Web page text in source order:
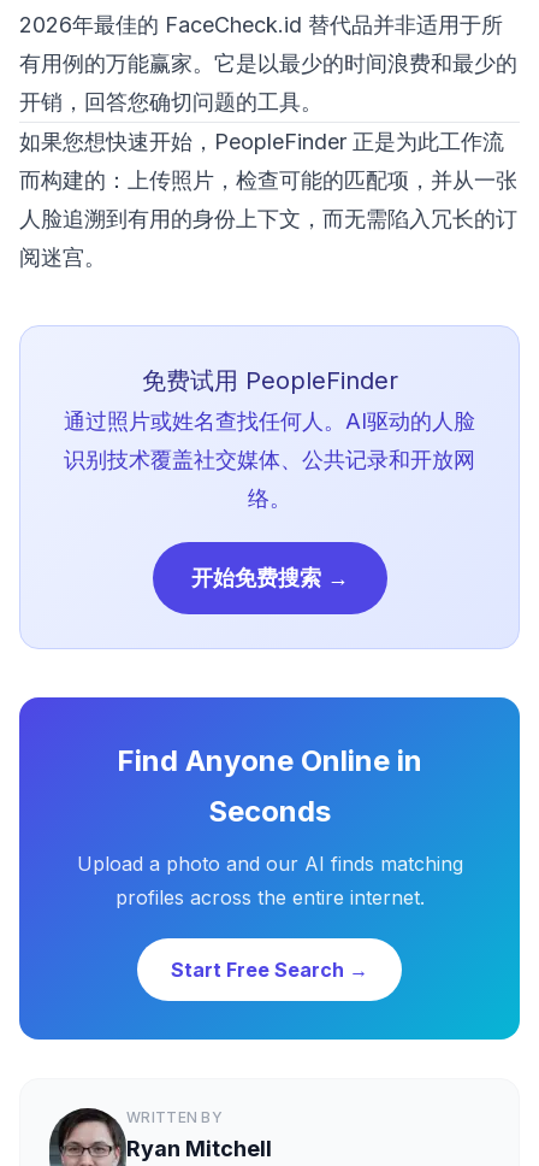
2026年最佳的 FaceCheck.id 替代品并非适用于所
有用例的万能赢家。它是以最少的时间浪费和最少的
开销，回答您确切问题的工具。
如果您想快速开始， PeopleFinder 正是为此工作流
而构建的：上传照片，检查可能的匹配项，并从一张
人脸追溯到有用的身份上下文，而无需陷入冗长的订
阅迷宫。
免费试用 PeopleFinder
通过照片或姓名查找任何人。AI驱动的人脸
识别技术覆盖社交媒体、公共记录和开放网
络。
开始免费搜索 →
Find Anyone Online in
Seconds
Upload a photo and our AI finds matching
profiles across the entire internet.
Start Free Search →
WRITTEN BY
Ryan Mitchell